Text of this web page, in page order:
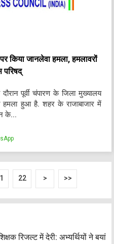
किया जानलेवा हमला, हमलावरों
परिषद्
पूर्वी चंपारण के जिला मुख्यालय
हमला हुआ है. शहर के राजाबाजार में
के...
22 > >>
रिजल्ट में देरी: अभ्यर्थियों ने बयां